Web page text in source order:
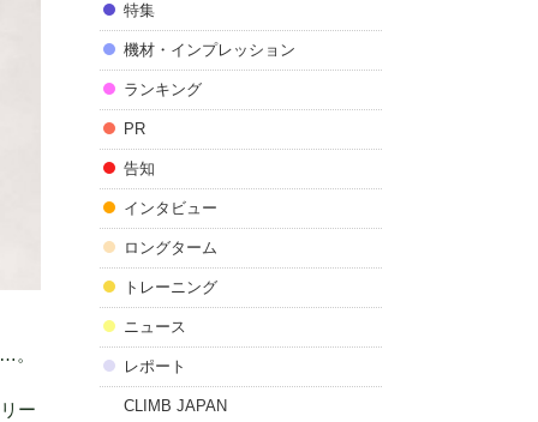
。
ー
特集
機材・インプレッション
ランキング
PR
告知
インタビュー
ロングターム
トレーニング
ニュース
レポート
CLIMB JAPAN